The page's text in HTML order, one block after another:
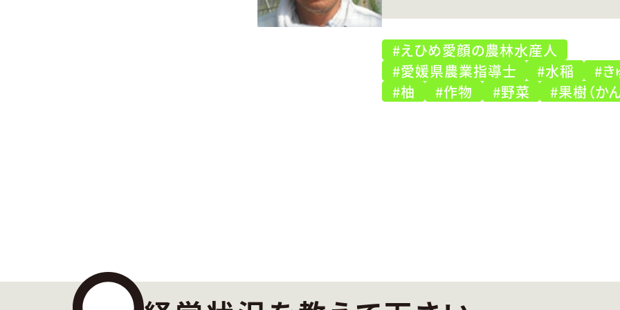
#えひめ愛顔の農林水産人
#愛媛県農業指導士
#水稲
#き
#柚
#作物 #野菜 #果樹（か